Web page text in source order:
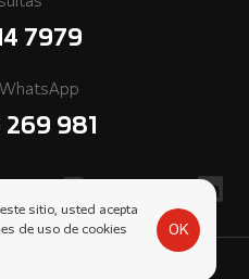
7979
981
sitio, usted acepta
de uso de cookies
OK